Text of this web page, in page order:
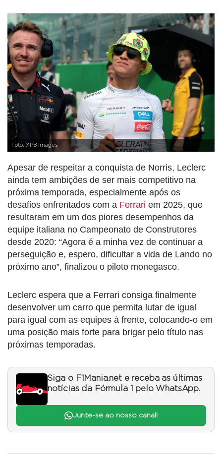
Foto: XPB Images
Apesar de respeitar a conquista de Norris, Leclerc
ainda tem ambições de ser mais competitivo na
próxima temporada, especialmente após os
desafios enfrentados com a Ferrari em 2025, que
resultaram em um dos piores desempenhos da
equipe italiana no Campeonato de Construtores
desde 2020: “Agora é a minha vez de continuar a
perseguição e, espero, dificultar a vida de Lando no
próximo ano”, finalizou o piloto monegasco.
Leclerc espera que a Ferrari consiga finalmente
desenvolver um carro que permita lutar de igual
para igual com as equipes à frente, colocando-o em
uma posição mais forte para brigar pelo título nas
próximas temporadas.
Siga o F1Mania.net e receba as últimas
notícias da Fórmula 1 pelo WhatsApp.
Junte-se ao nosso canal!